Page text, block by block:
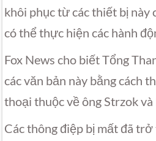
khôi phục từ các thiết bị này
có thể thực hiện các hành
Fox News cho biết Tổng
các văn bản này bằng cách
thoại thuộc về ông Strzok và
Các thông điệp bị mất đã